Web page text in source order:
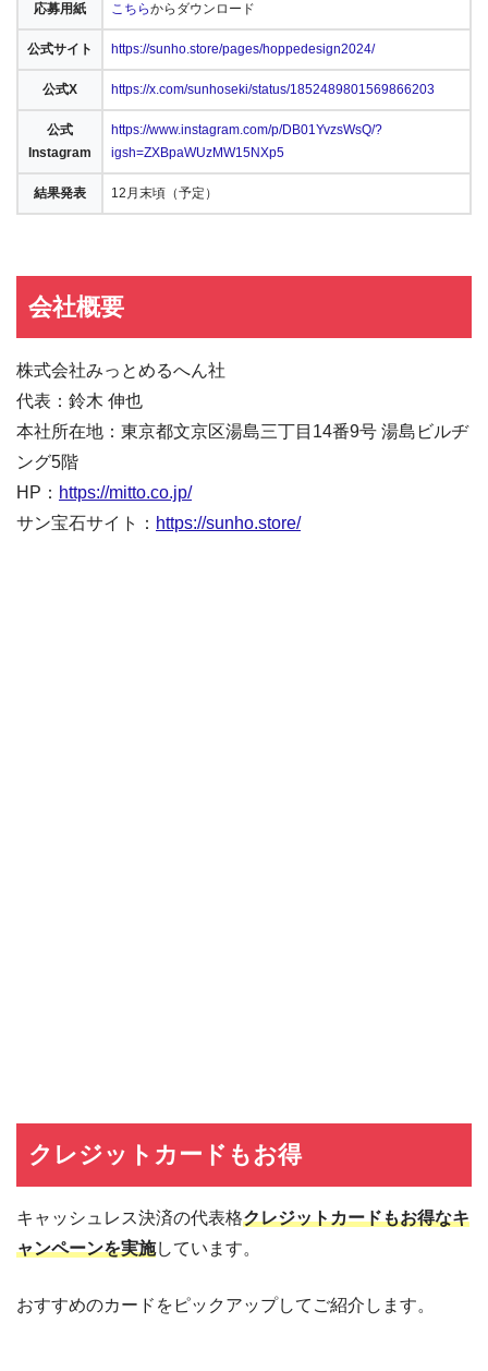
応募用紙 こちらからダウンロード
公式サイト https://sunho.store/pages/hoppedesign2024/
公式X https://x.com/sunhoseki/status/1852489801569866203
公式
Instagram
https://www.instagram.com/p/DB01YvzsWsQ/?
igsh=ZXBpaWUzMW15NXp5
結果発表 12月末頃（予定）
会社概要
株式会社みっとめるへん社
代表：鈴木 伸也
本社所在地：東京都文京区湯島三丁目14番9号 湯島ビルヂ
ング5階
HP： https://mitto.co.jp/
サン宝石サイト： https://sunho.store/
クレジットカードもお得
キャッシュレス決済の代表格クレジットカードもお得なキ
ャンペーンを実施しています。
おすすめのカードをピックアップしてご紹介します。